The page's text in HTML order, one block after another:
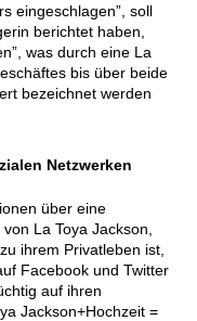
eingeschlagen”, soll
berichtet haben,
was durch eine La
bis über beide
bezeichnet werden
Netzwerken
über eine
La Toya Jackson,
ihrem Privatleben ist,
Facebook und Twitter
auf ihren
Jackson+Hochzeit =